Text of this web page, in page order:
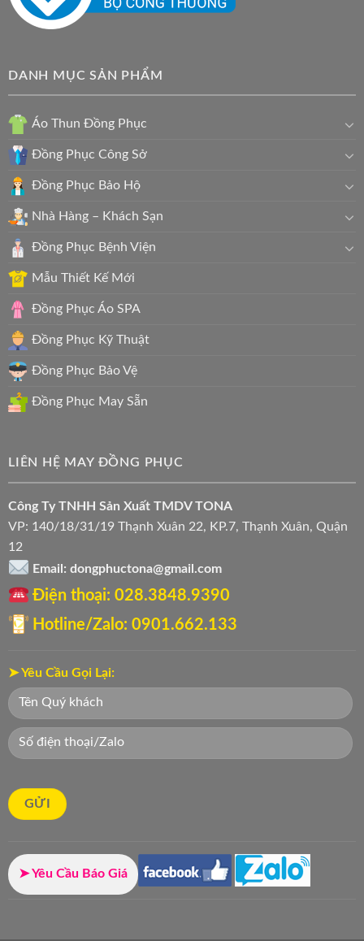
DANH MỤC SẢN PHẨM
Áo Thun Đồng Phục
Đồng Phục Công Sở
Đồng Phục Bảo Hộ
Nhà Hàng – Khách Sạn
Đồng Phục Bệnh Viện
Mẫu Thiết Kế Mới
Đồng Phục Áo SPA
Đồng Phục Kỹ Thuật
Đồng Phục Bảo Vệ
Đồng Phục May Sẵn
LIÊN HỆ MAY ĐỒNG PHỤC
Công Ty TNHH Sản Xuất TMDV TONA
VP: 140/18/31/19 Thạnh Xuân 22, KP.7, Thạnh Xuân, Quận
12
Email: dongphuctona@gmail.com
Điện thoại: ‭028.3848.9390‬
Hotline/Zalo: 0901.662.133
➤ Yêu Cầu Gọi Lại:
➤ Yêu Cầu Báo Giá